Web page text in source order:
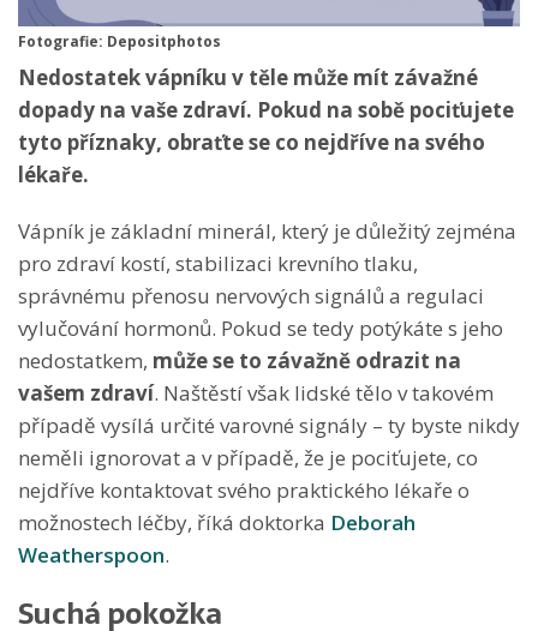
Fotografie: Depositphotos
Nedostatek vápníku v těle může mít závažné
dopady na vaše zdraví. Pokud na sobě pociťujete
tyto příznaky, obraťte se co nejdříve na svého
lékaře.
Vápník je základní minerál, který je důležitý zejména
pro zdraví kostí, stabilizaci krevního tlaku,
správnému přenosu nervových signálů a regulaci
vylučování hormonů. Pokud se tedy potýkáte s jeho
nedostatkem, může se to závažně odrazit na
vašem zdraví. Naštěstí však lidské tělo v takovém
případě vysílá určité varovné signály – ty byste nikdy
neměli ignorovat a v případě, že je pociťujete, co
nejdříve kontaktovat svého praktického lékaře o
možnostech léčby, říká doktorka Deborah
Weatherspoon.
Suchá pokožka